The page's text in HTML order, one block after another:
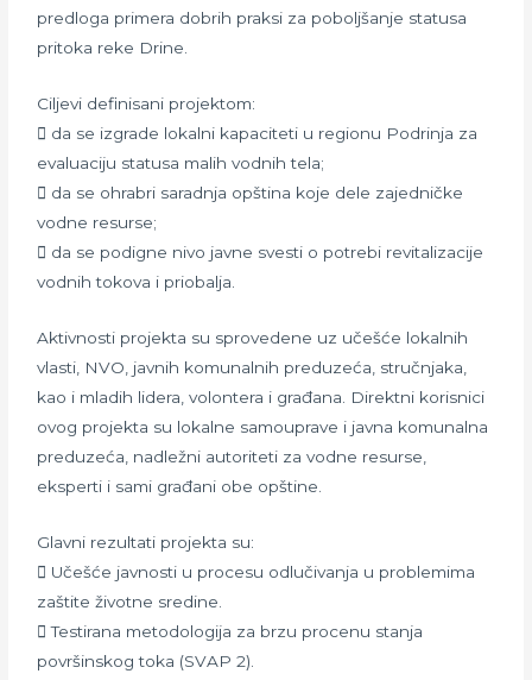
predloga primera dobrih praksi za poboljšanje statusa
pritoka reke Drine.
Ciljevi definisani projektom:
 da se izgrade lokalni kapaciteti u regionu Podrinja za
evaluaciju statusa malih vodnih tela;
 da se ohrabri saradnja opština koje dele zajedničke
vodne resurse;
 da se podigne nivo javne svesti o potrebi revitalizacije
vodnih tokova i priobalja.
Aktivnosti projekta su sprovedene uz učešće lokalnih
vlasti, NVO, javnih komunalnih preduzeća, stručnjaka,
kao i mladih lidera, volontera i građana. Direktni korisnici
ovog projekta su lokalne samouprave i javna komunalna
preduzeća, nadležni autoriteti za vodne resurse,
eksperti i sami građani obe opštine.
Glavni rezultati projekta su:
 Učešće javnosti u procesu odlučivanja u problemima
zaštite životne sredine.
 Testirana metodologija za brzu procenu stanja
površinskog toka (SVAP 2).